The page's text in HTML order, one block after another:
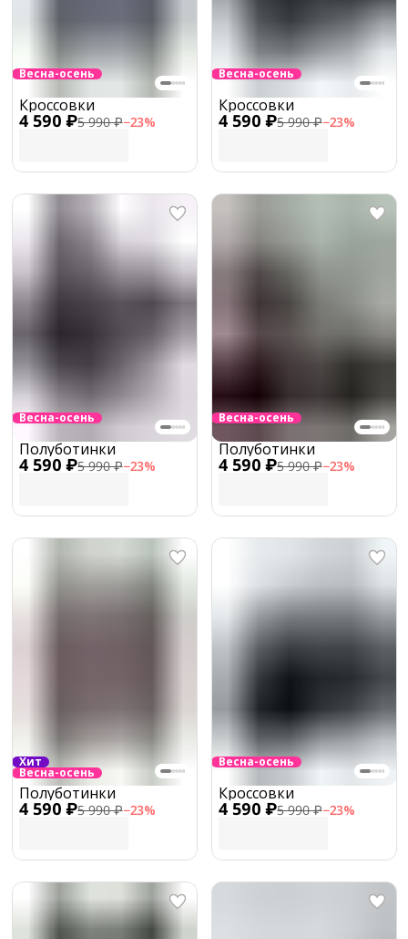
Весна-осень
4 590 ₽5 990 ₽−23%
Кроссовки
Весна-осень
4 590 ₽5 990 ₽−23%
Кроссовки
Весна-осень
4 590 ₽5 990 ₽−23%
Полуботинки
Весна-осень
4 590 ₽5 990 ₽−23%
Полуботинки
Хит
Весна-осень
4 590 ₽5 990 ₽−23%
Полуботинки
Весна-осень
4 590 ₽5 990 ₽−23%
Кроссовки